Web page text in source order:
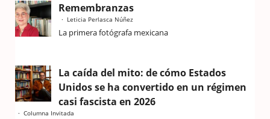
Remembranzas
Leticia Perlasca Núñez
La primera fotógrafa mexicana
La caída del mito: de cómo Estados
Unidos se ha convertido en un régimen
casi fascista en 2026
Columna Invitada